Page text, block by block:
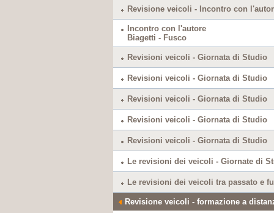
Revisione veicoli - Incontro con
Incontro con l'autore
Biagetti - Fusco
Revisioni veicoli - Giornata di Studio
Revisioni veicoli - Giornata di Studio
Revisioni veicoli - Giornata di Studio
Revisioni veicoli - Giornata di Studio
Revisioni veicoli - Giornata di Studio
Le revisioni dei veicoli - Giornate di
Le revisioni dei veicoli tra passato e
Revisione veicoli - formazione a